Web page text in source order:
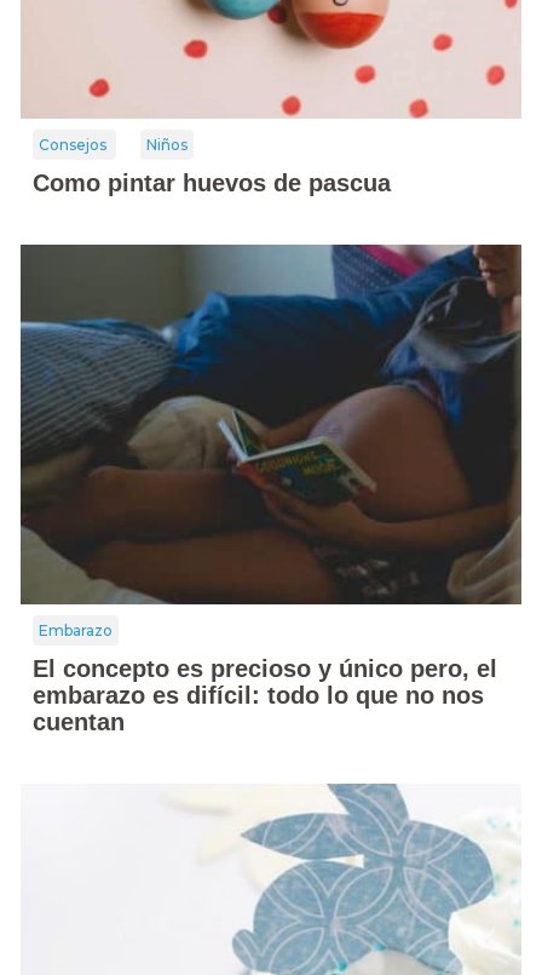
Consejos Niños
Como pintar huevos de pascua
Embarazo
El concepto es precioso y único pero, el
embarazo es difícil: todo lo que no nos
cuentan